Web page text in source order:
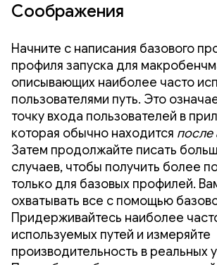
Соображения
Начните с написания базового
профиля запуска для
описывающих наиболее часто
пользователями путь. Это
точку входа пользователей в
которая обычно находится после
Затем продолжайте писать
случаев, чтобы получить более
только для базовых профилей.
охватывать все с помощью
Придерживайтесь наиболее
используемых путей и измеряйте
производительность в реальных